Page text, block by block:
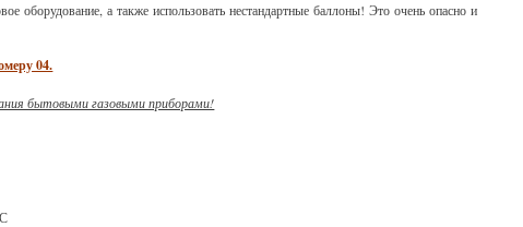
оборудование, а также использовать нестандартные баллоны! Это очень опасно и
04.
бытовыми газовыми приборами!